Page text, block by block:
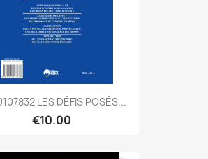
LES DÉFIS POSÉS...
€10.00